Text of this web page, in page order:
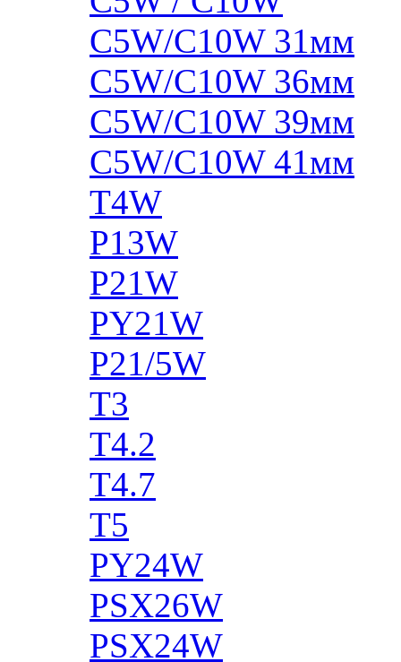
C5W/C10W 31мм
C5W/C10W 36мм
C5W/C10W 39мм
C5W/C10W 41мм
T4W
P13W
P21W
PY21W
P21/5W
T3
T4.2
T4.7
T5
PY24W
PSX26W
PSX24W